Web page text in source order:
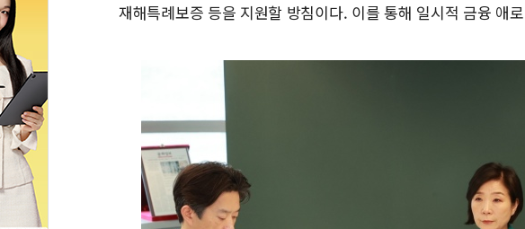
재해특례보증 등을 지원할 방침이다. 이를 통해 일시적 금융 애